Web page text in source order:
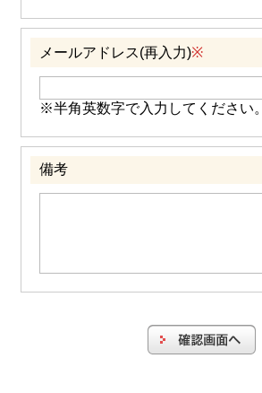
メールアドレス(再入力)※
※半角英数字で入力してください。
備考